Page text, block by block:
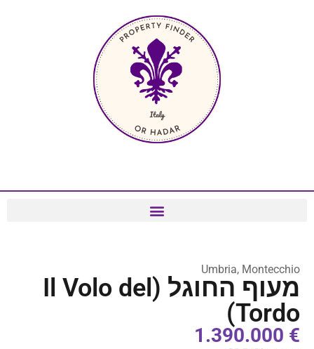
Umbria, Montecchio
מעוף החוגל (Il Volo del
Tordo)
€ 1.390.000